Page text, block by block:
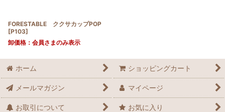
FORESTABLE ククサカップPOP
[P103]
卸価格：会員さまのみ表示
ホーム ショッピングカート
メールマガジン マイページ
お取引について お気に入り